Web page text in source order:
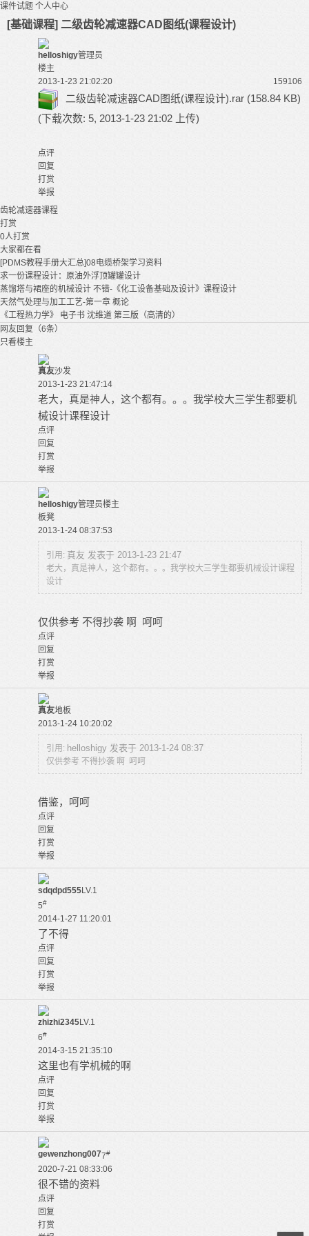
课件试题 个人中心
[基础课程] 二级齿轮减速器CAD图纸(课程设计)
helloshigy管理员
楼主
2013-1-23 21:02:20
159106
二级齿轮减速器CAD图纸(课程设计).rar (158.84 KB)
(下载次数: 5, 2013-1-23 21:02 上传)
点评
回复
打赏
举报
齿轮减速器课程
打赏
0人打赏
大家都在看
[PDMS教程手册大汇总]08电缆桥架学习资料
求一份课程设计：原油外浮顶罐罐设计
蒸馏塔与裙座的机械设计 不错-《化工设备基础及设计》课程设计
天然气处理与加工工艺-第一章 概论
《工程热力学》 电子书 沈维道 第三版（高清的）
网友回复（6条）
只看楼主
真友沙发
2013-1-23 21:47:14
老大，真是神人，这个都有。。。我学校大三学生都要机
械设计课程设计
点评
回复
打赏
举报
helloshigy管理员楼主
板凳
2013-1-24 08:37:53
引用: 真友 发表于 2013-1-23 21:47
老大，真是神人，这个都有。。。我学校大三学生都要机械设计课程
设计
仅供参考 不得抄袭 啊 呵呵
点评
回复
打赏
举报
真友地板
2013-1-24 10:20:02
引用: helloshigy 发表于 2013-1-24 08:37
仅供参考 不得抄袭 啊 呵呵
借鉴，呵呵
点评
回复
打赏
举报
sdqdpd555LV.1
5#
2014-1-27 11:20:01
了不得
点评
回复
打赏
举报
zhizhi2345LV.1
6#
2014-3-15 21:35:10
这里也有学机械的啊
点评
回复
打赏
举报
gewenzhong0077#
2020-7-21 08:33:06
很不错的资料
点评
回复
打赏